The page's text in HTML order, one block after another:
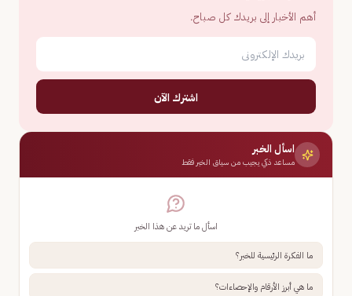
أهم الأخبار إلى بريدك كل صباح.
اشترك الآن
اسأل الخبر
مساعد ذكي يجيب من سياق الخبر فقط
اسأل ما تريد عن هذا الخبر
ما الفكرة الرئيسية للخبر؟
ما هي أبرز الأرقام والإحصاءات؟